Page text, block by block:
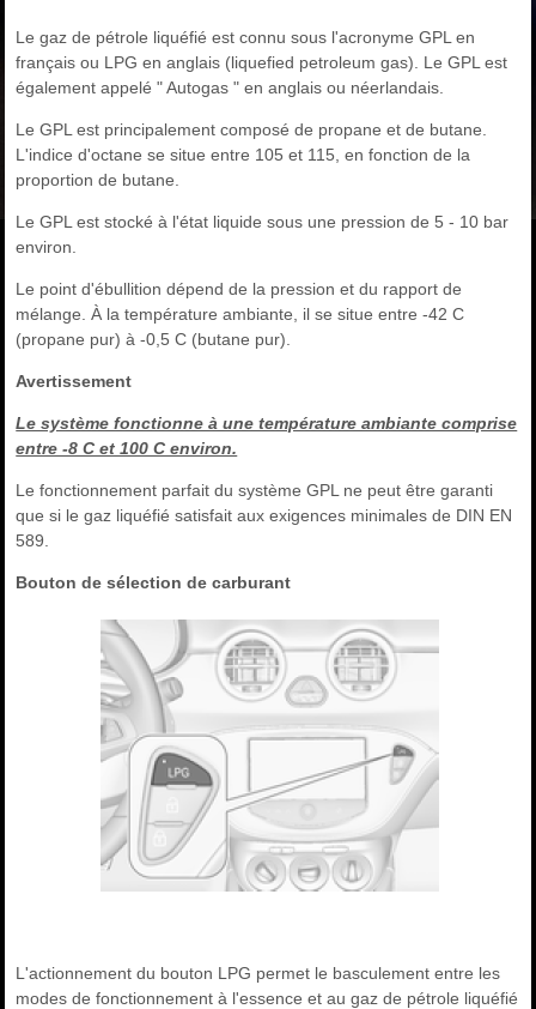
Le gaz de pétrole liquéfié est connu sous l'acronyme GPL en
français ou LPG en anglais (liquefied petroleum gas). Le GPL est
également appelé " Autogas " en anglais ou néerlandais.
Le GPL est principalement composé de propane et de butane.
L'indice d'octane se situe entre 105 et 115, en fonction de la
proportion de butane.
Le GPL est stocké à l'état liquide sous une pression de 5 - 10 bar
environ.
Le point d'ébullition dépend de la pression et du rapport de
mélange. À la température ambiante, il se situe entre -42 C
(propane pur) à -0,5 C (butane pur).
Avertissement
Le système fonctionne à une température ambiante comprise
entre -8 C et 100 C environ.
Le fonctionnement parfait du système GPL ne peut être garanti
que si le gaz liquéfié satisfait aux exigences minimales de DIN EN
589.
Bouton de sélection de carburant
L'actionnement du bouton LPG permet le basculement entre les
modes de fonctionnement à l'essence et au gaz de pétrole liquéfié